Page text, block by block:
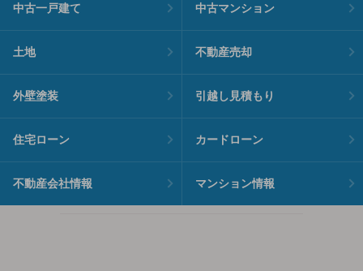
中古一戸建て 中古マンション
土地 不動産売却
外壁塗装 引越し見積もり
住宅ローン カードローン
不動産会社情報 マンション情報